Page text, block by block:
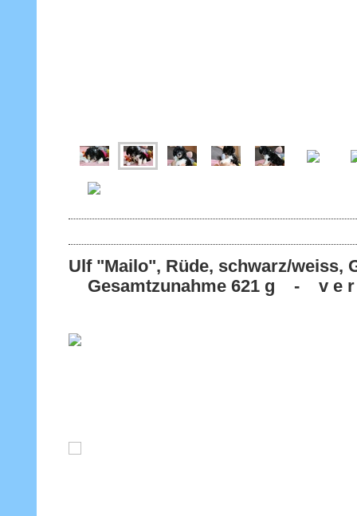
Ulf "Mailo", Rüde, schwarz/
Gesamtzunahme 621 g - v e r